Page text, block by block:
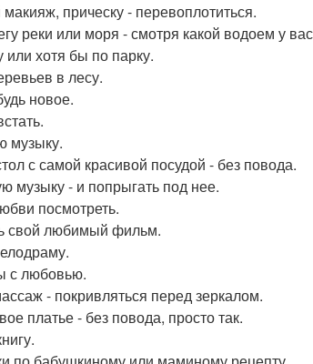
прическу - перевоплотиться.
реки или моря - смотря какой водоем у
или хотя бы по парку.
в лесу.
новое.
музыку.
с самой красивой посудой - без повода.
музыку - и попрыгать под нее.
посмотреть.
свой любимый фильм.
с любовью.
- покривляться перед зеркалом.
платье - без повода, просто так.